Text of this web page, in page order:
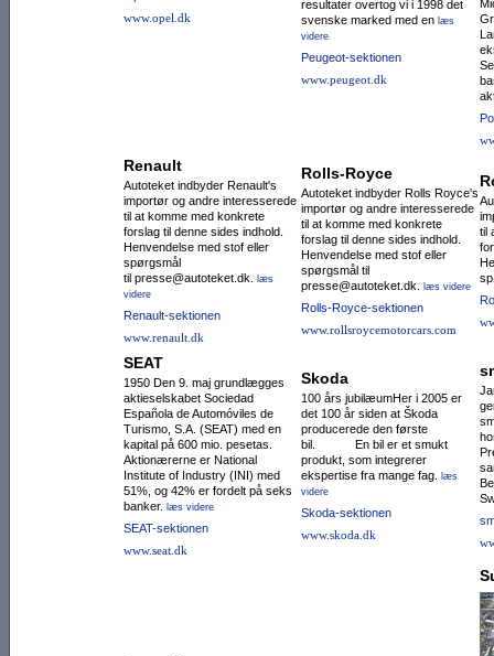
www.opel.dk
resultater overtog vi i 1998 det
svenske marked med en læs
videre
Peugeot-sektionen
www.peugeot.dk
Renault
Autoteket indbyder Renault's
importør og andre interesserede
til at komme med konkrete
forslag til denne sides indhold.
Henvendelse med stof eller
spørgsmål
til presse@autoteket.dk.
læs
videre
Renault-sektionen
www.renault.dk
Rolls-Royce
Autoteket indbyder Rolls Royce's
importør og andre interesserede
til at komme med konkrete
forslag til denne sides indhold.
Henvendelse med stof eller
spørgsmål til
presse@autoteket.dk.
læs videre
Rolls-Royce-sektionen
www.rollsroycemotorcars.com
til
SEAT
1950 Den 9. maj grundlægges
aktieselskabet Sociedad
Española de Auto­mó­viles de
Turismo, S.A. (SEAT) med en
kapital på 600 mio. pesetas.
Aktio­nærerne er National
Institute of Industry (INI) med
51%, og 42% er fordelt på seks
banker.
læs videre
SEAT-sektionen
www.seat.dk
Skoda
100 års jubilæumHer i 2005 er
det 100 år siden at Škoda
producerede den første
bil. En bil er et smukt
produkt, som integrerer
ekspertise fra mange fag.
læs
videre
Skoda-sektionen
www.skoda.dk